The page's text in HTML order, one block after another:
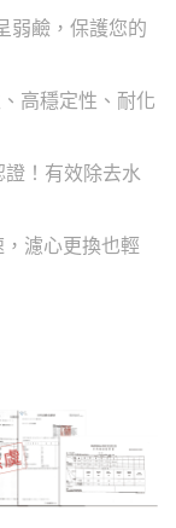
弱鹼，保護您的
高穩定性、耐化
證！有效除去水
濾心更換也輕